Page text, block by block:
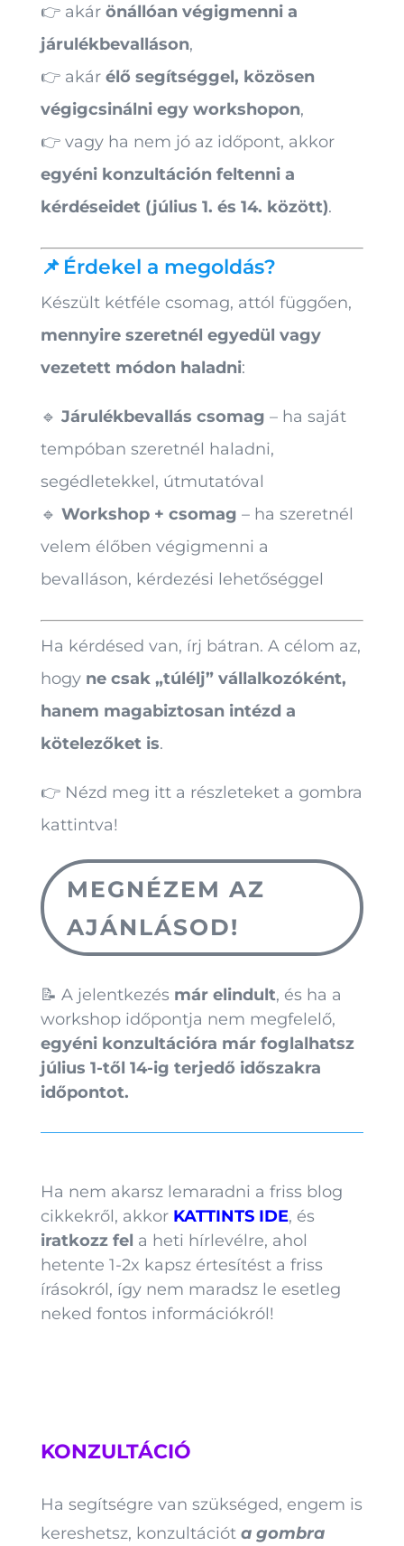
👉 akár önállóan végigmenni a
járulékbevalláson,
👉 akár élő segítséggel, közösen
végigcsinálni egy workshopon,
👉 vagy ha nem jó az időpont, akkor
egyéni konzultáción feltenni a
kérdéseidet (július 1. és 14. között).
📌 Érdekel a megoldás?
Készült kétféle csomag, attól függően,
mennyire szeretnél egyedül vagy
vezetett módon haladni:
🔹 Járulékbevallás csomag – ha saját
tempóban szeretnél haladni,
segédletekkel, útmutatóval
🔹 Workshop + csomag – ha szeretnél
velem élőben végigmenni a
bevalláson, kérdezési lehetőséggel
Ha kérdésed van, írj bátran. A célom az,
hogy ne csak „túlélj” vállalkozóként,
hanem magabiztosan intézd a
kötelezőket is.
👉 Nézd meg itt a részleteket a gombra
kattintva!
MEGNÉZEM AZ
AJÁNLÁSOD!
📝 A jelentkezés már elindult, és ha a
workshop időpontja nem megfelelő,
egyéni konzultációra már foglalhatsz
július 1-től 14-ig terjedő időszakra
időpontot.
Ha nem akarsz lemaradni a friss blog
cikkekről, akkor KATTINTS IDE, és
iratkozz fel a heti hírlevélre, ahol
hetente 1-2x kapsz értesítést a friss
írásokról, így nem maradsz le esetleg
neked fontos információkról!
KONZULTÁCIÓ
Ha segítségre van szükséged, engem is
kereshetsz, konzultációt a gombra